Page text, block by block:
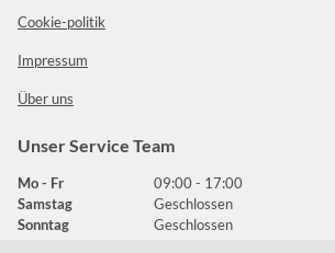
Cookie-politik
Impressum
Über uns
Unser Service Team
Mo - Fr
09:00 - 17:00
Samstag
Geschlossen
Sonntag
Geschlossen